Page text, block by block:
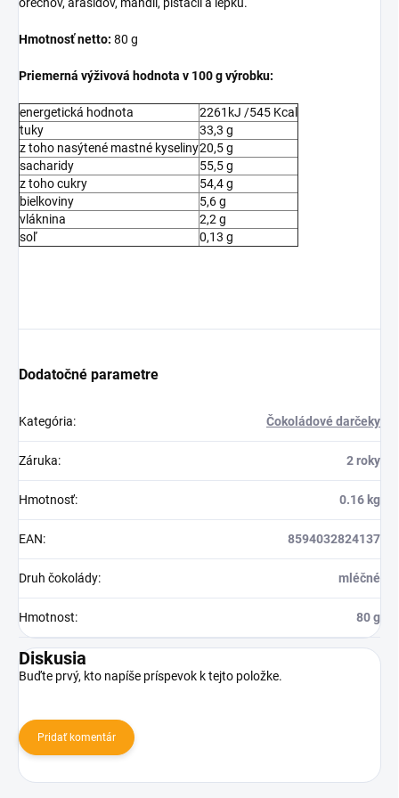
orechov, arašidov, mandlí, pistácií a lepku.
Hmotnosť netto: 80 g
Priemerná výživová hodnota v 100 g výrobku:
energetická hodnota
2261kJ /545 Kcal
tuky
33,3 g
z toho nasýtené mastné kyseliny20,5 g
sacharidy
55,5 g
z toho cukry
54,4 g
bielkoviny
5,6 g
vláknina
2,2 g
soľ
0,13 g
Dodatočné parametre
Kategória: Čokoládové darčeky
Záruka: 2 roky
Hmotnosť: 0.16 kg
EAN: 8594032824137
Druh čokolády: mléčné
Hmotnost: 80 g
Diskusia
Buďte prvý, kto napíše príspevok k tejto položke.
Pridať komentár